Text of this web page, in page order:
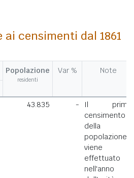
ai censimenti dal 1861
Popolazione
residenti
Var % Note
43.835 -
Il primo
censimento
della
popolazione
viene
effettuato
nell'anno